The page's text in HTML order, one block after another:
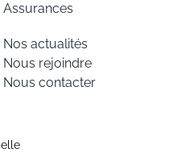
Assurances
Nos actualités
Nous rejoindre
Nous contacter